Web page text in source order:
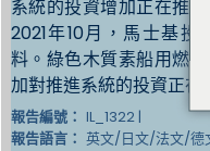
系統的投資增加正在推
2021年10月，馬士基投
料。綠色木質素船用燃
加對推進系統的投資正在
報告編號： IL_1322 |
報告語言： 英文/日文/法文/德